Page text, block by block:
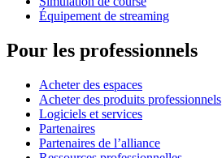
Équipement de streaming
Pour les professionnels
Acheter des espaces
Acheter des produits professionnels
Logiciels et services
Partenaires
Partenaires de l’alliance